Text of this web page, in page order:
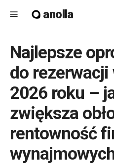
menu anolla
Najlepsze oprogramowanie
do
2026 roku –
zwiększa
rentowność